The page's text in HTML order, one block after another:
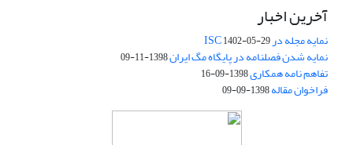
آخرین اخبار
نمایه مجله در ISC1402-05-29
نمایه شدن فصلنامه در پایگاه مگ ایران1398-11-09
تفاهم نامه همکاری1398-09-16
فراخوان مقاله1398-09-09